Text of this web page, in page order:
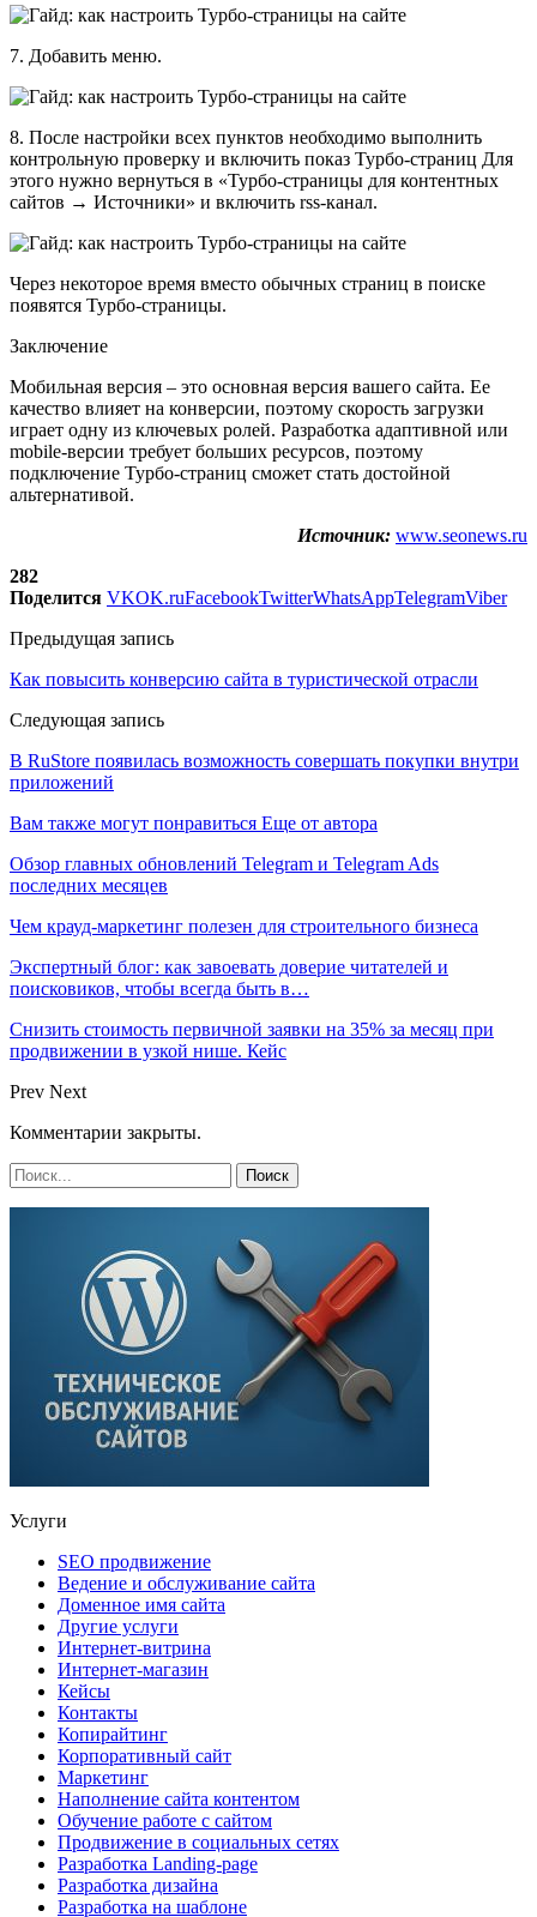
7. Добавить меню.
8. После настройки всех пунктов необходимо выполнить
контрольную проверку и включить показ Турбо-страниц Для
этого нужно вернуться в «Турбо‑страницы для контентных
сайтов → Источники» и включить rss-канал.
Через некоторое время вместо обычных страниц в поиске
появятся Турбо-страницы.
Заключение
Мобильная версия – это основная версия вашего сайта. Ее
качество влияет на конверсии, поэтому скорость загрузки
играет одну из ключевых ролей. Разработка адаптивной или
mobile-версии требует больших ресурсов, поэтому
подключение Турбо-страниц сможет стать достойной
альтернативой.
Источник: www.seonews.ru
282
Поделится VKOK.ruFacebookTwitterWhatsAppTelegramViber
Предыдущая запись
Как повысить конверсию сайта в туристической отрасли
Следующая запись
В RuStore появилась возможность совершать покупки внутри
приложений
Вам также могут понравиться Еще от автора
Обзор главных обновлений Telegram и Telegram Ads
последних месяцев
Чем крауд-маркетинг полезен для строительного бизнеса
Экспертный блог: как завоевать доверие читателей и
поисковиков, чтобы всегда быть в…
Снизить стоимость первичной заявки на 35% за месяц при
продвижении в узкой нише. Кейс
Prev Next
Комментарии закрыты.
Услуги
SEO продвижение
Ведение и обслуживание сайта
Доменное имя сайта
Другие услуги
Интернет-витрина
Интернет-магазин
Кейсы
Контакты
Копирайтинг
Корпоративный сайт
Маркетинг
Наполнение сайта контентом
Обучение работе с сайтом
Продвижение в социальных сетях
Разработка Landing-page
Разработка дизайна
Разработка на шаблоне